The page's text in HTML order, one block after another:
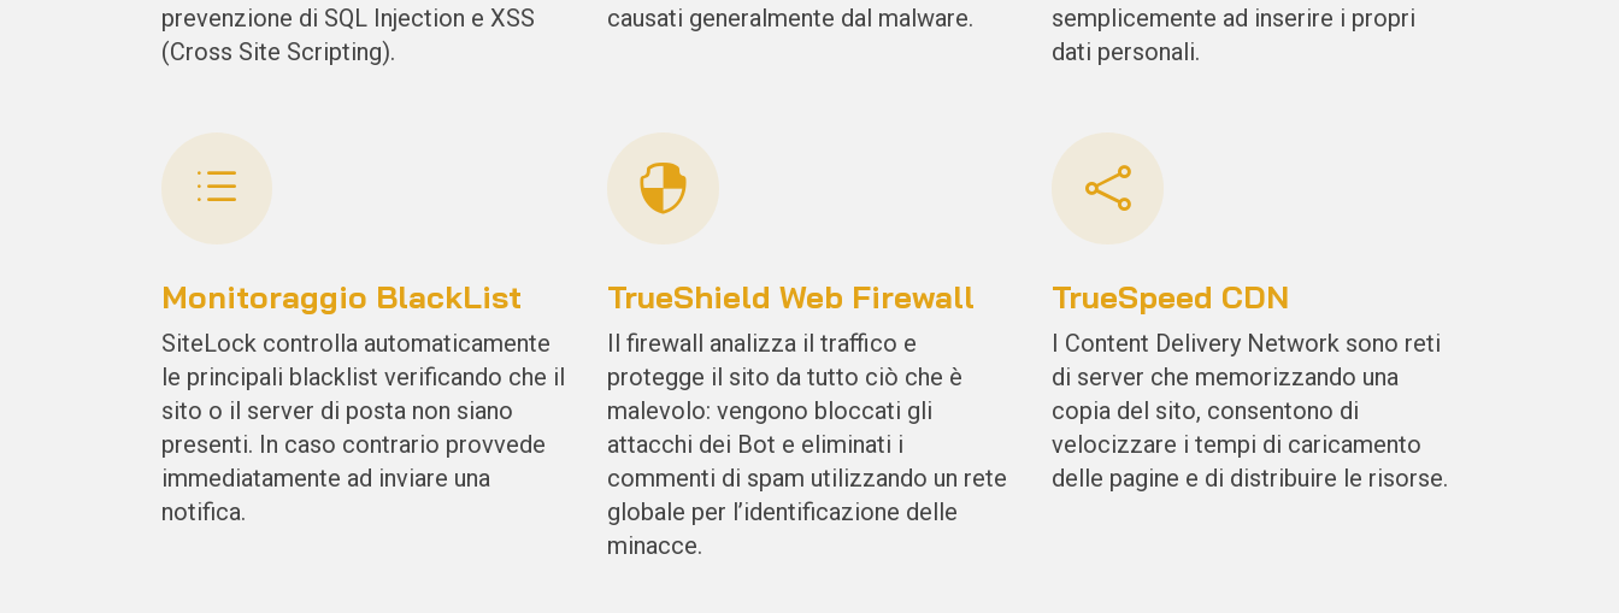
prevenzione di SQL Injection e XSS
(Cross Site Scripting).
causati generalmente dal malware.
semplicemente ad inserire i propri
dati personali.
d
Monitoraggio BlackList
SiteLock controlla automaticamente
le principali blacklist verificando che il
sito o il server di posta non siano
presenti. In caso contrario provvede
immediatamente ad inviare una
notifica.

TrueShield Web Firewall
Il firewall analizza il traffico e
protegge il sito da tutto ciò che è
malevolo: vengono bloccati gli
attacchi dei Bot e eliminati i
commenti di spam utilizzando un rete
globale per l’identificazione delle
minacce.

TrueSpeed CDN
I Content Delivery Network sono reti
di server che memorizzando una
copia del sito, consentono di
velocizzare i tempi di caricamento
delle pagine e di distribuire le risorse.